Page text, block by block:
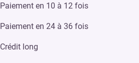
Paiement en 10 à 12 fois
Paiement en 24 à 36 fois
Crédit long